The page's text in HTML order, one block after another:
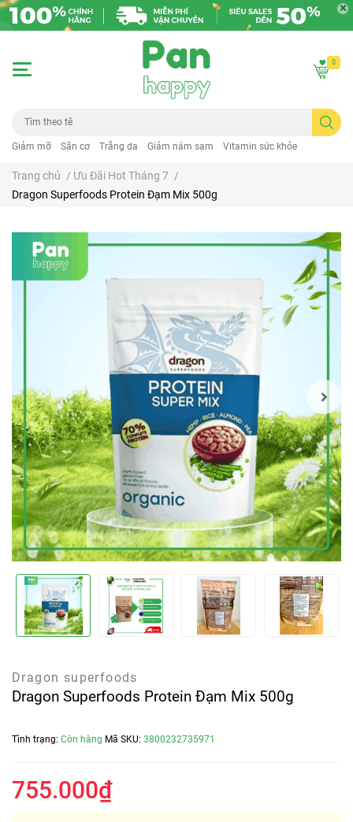
Giảm mỡ Săn cơ Trắng da Giảm nám sạm Vitamin sức khỏe
0
Trang chủ / Ưu Đãi Hot Tháng 7 /
Dragon Superfoods Protein Đạm Mix 500g
Dragon superfoods
Dragon Superfoods Protein Đạm Mix 500g
Tình trạng: Còn hàng Mã SKU: 3800232735971
755.000₫